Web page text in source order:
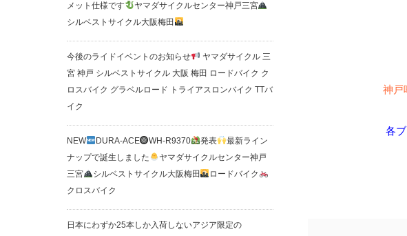
神戸
各
メット仕様です
ヤマダサイクルセンター神戸三宮
シルベストサイクル大阪梅田
今後のライドイベントのお知らせ
ヤマダサイクル 三
宮 神戸 シルベストサイクル 大阪 梅田 ロードバイク ク
ロスバイク グラベルロード トライアスロンバイク TTバ
イク
NEW DURA-ACE WH-R9370 発表
最新ライン
ナップで誕生しました
ヤマダサイクルセンター神戸
三宮
シルベストサイクル大阪梅田
ロードバイク
クロスバイク
日本にわずか25本しか入荷しないアジア限定の